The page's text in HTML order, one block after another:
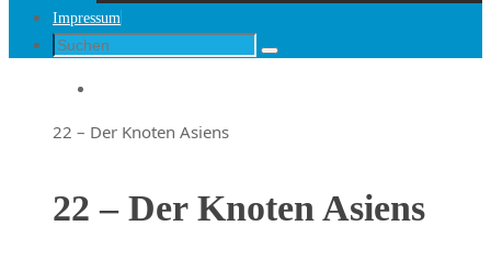
Impressum
Suche
Suchen
Startseite
22 – Der Knoten Asiens
22 – Der Knoten Asiens